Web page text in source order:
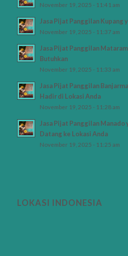
November 19, 2025 - 11:41 am
Jasa Pijat Panggilan Kupang
November 19, 2025 - 11:37 am
Jasa Pijat Panggilan
Butuhkan
November 19, 2025 - 11:33 am
Jasa Pijat Panggilan
Hadir di Lokasi Anda
November 19, 2025 - 11:28 am
Jasa Pijat Panggilan Manado
Datang ke Lokasi Anda
November 19, 2025 - 11:25 am
LOKASI INDONESIA